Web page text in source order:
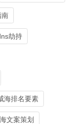
南
劫持
海排名要素
文案策划